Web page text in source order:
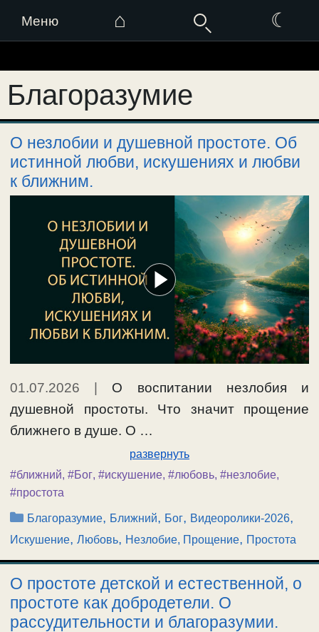
Меню ⌂ ☾
к
содержимому
Благоразумие
О незлобии и душевной простоте. Об
истинной любви, искушениях и любви
к ближним.
01.07.2026 | О воспитании незлобия и
душевной простоты. Что значит прощение
ближнего в душе. О …
развернуть
#ближний, #Бог, #искушение, #любовь, #незлобие,
#простота
Рубрики
Благоразумие, Ближний, Бог, Видеоролики-2026,
Искушение, Любовь, Незлобие, Прощение, Простота
О простоте детской и естественной, о
простоте как добродетели. О
рассудительности и благоразумии.